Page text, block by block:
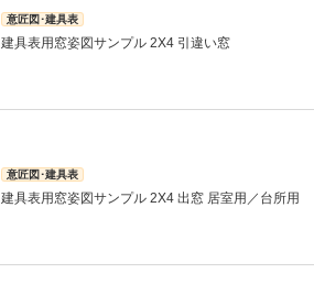
意匠図･建具表
建具表用窓姿図サンプル 2X4 引違い窓
意匠図･建具表
建具表用窓姿図サンプル 2X4 出窓 居室用／台所用